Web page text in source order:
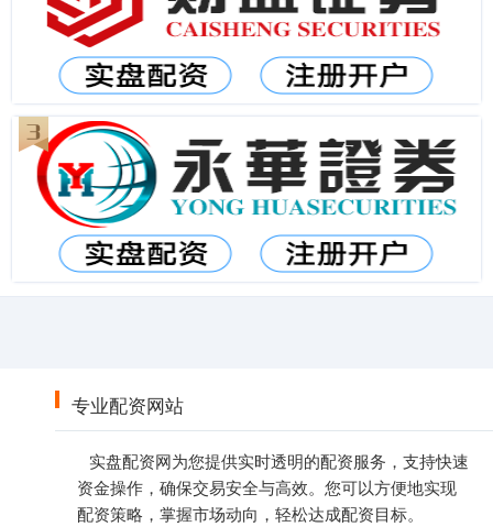
专业配资网站
实盘配资网为您提供实时透明的配资服务，支持快速
资金操作，确保交易安全与高效。您可以方便地实现
配资策略，掌握市场动向，轻松达成配资目标。